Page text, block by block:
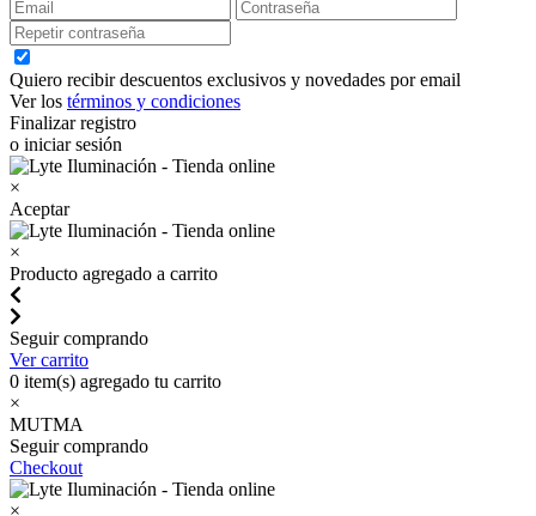
Quiero recibir descuentos exclusivos y novedades por email
Ver los términos y condiciones
Finalizar registro
o iniciar sesión
×
Aceptar
×
Producto agregado a carrito
Seguir comprando
Ver carrito
0 item(s) agregado tu carrito
×
MUTMA
Seguir comprando
Checkout
×